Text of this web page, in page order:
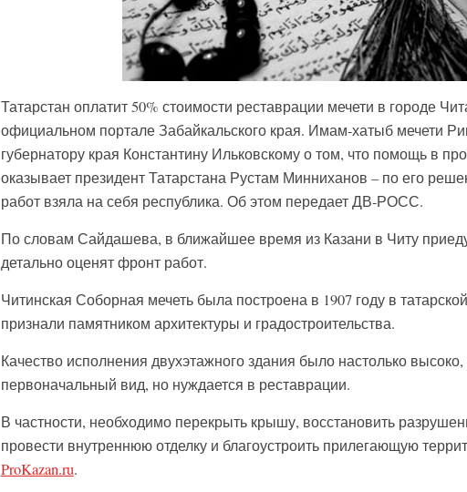
Татарстан оплатит 50% стоимости реставрации мечети в городе
официальном портале Забайкальского края. Имам-хатыб мечети
губернатору края Константину Ильковскому о том, что помощь в
оказывает президент Татарстана Рустам Минниханов – по его
работ взяла на себя республика. Об этом передает ДВ-РОСС.
По словам Сайдашева, в ближайшее время из Казани в Читу
детально оценят фронт работ.
Читинская Соборная мечеть была построена в 1907 году в
признали памятником архитектуры и градостроительства.
Качество исполнения двухэтажного здания было настолько
первоначальный вид, но нуждается в реставрации.
В частности, необходимо перекрыть крышу, восстановить
провести внутреннюю отделку и благоустроить прилегающую
ProKazan.ru.